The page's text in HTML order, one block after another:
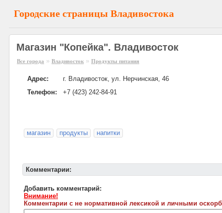
Городские страницы Владивостока
Магазин "Копейка". Владивосток
Все города » Владивосток » Продукты питания
Адрес:
г. Владивосток, ул. Нерчинская, 46
Телефон:
+7 (423) 242-84-91
магазин продукты напитки
Комментарии:
Добавить комментарий:
Внимание!
Комментарии с не нормативной лексикой и личными